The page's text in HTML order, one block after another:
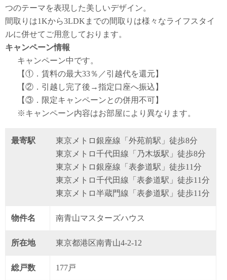
つのテーマを表現した美しいデザイン。
間取りは1Kから3LDKまでの間取りは様々なライフスタイ
ルに併せてご用意しております。
キャンペーン情報
キャンペーン中です。
【①．賃料の最大33％／引越代を還元】
【②．引越し完了後→指定口座へ振込】
【③．限定キャンペーンとの併用不可】
※キャンペーン内容はお部屋により異なります。
最寄駅
東京メトロ銀座線「外苑前駅」徒歩8分
東京メトロ千代田線「乃木坂駅」徒歩8分
東京メトロ銀座線「表参道駅」徒歩11分
東京メトロ千代田線「表参道駅」徒歩11分
東京メトロ半蔵門線「表参道駅」徒歩11分
物件名 南青山マスターズハウス
所在地 東京都港区南青山4-2-12
総戸数 177戸